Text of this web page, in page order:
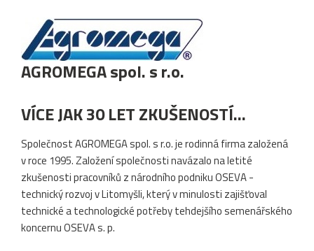
AGROMEGA spol. s r.o.
VÍCE JAK 30 LET ZKUŠENOSTÍ...
Společnost AGROMEGA spol. s r.o. je rodinná firma založená
v roce 1995. Založení společnosti navázalo na letité
zkušenosti pracovníků z národního podniku OSEVA -
technický rozvoj v Litomyšli, který v minulosti zajišťoval
technické a technologické potřeby tehdejšího semenářského
koncernu OSEVA s. p.